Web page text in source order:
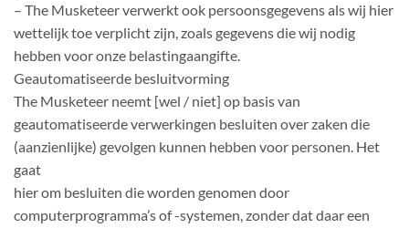
– The Musketeer verwerkt ook persoonsgegevens als wij hier
wettelijk toe verplicht zijn, zoals gegevens die wij nodig
hebben voor onze belastingaangifte.
Geautomatiseerde besluitvorming
The Musketeer neemt [wel / niet] op basis van
geautomatiseerde verwerkingen besluiten over zaken die
(aanzienlijke) gevolgen kunnen hebben voor personen. Het
gaat
hier om besluiten die worden genomen door
computerprogramma’s of -systemen, zonder dat daar een